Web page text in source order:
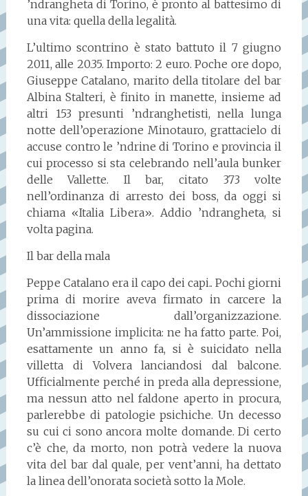
’ndrangheta di Torino, è pronto al battesimo di
una vita: quella della legalità.
L’ultimo scontrino è stato battuto il 7 giugno
2011, alle 20.35. Importo: 2 euro. Poche ore dopo,
Giuseppe Catalano, marito della titolare del bar
Albina Stalteri, è finito in manette, insieme ad
altri 153 presunti ’ndranghetisti, nella lunga
notte dell’operazione Minotauro, grattacielo di
accuse contro le ’ndrine di Torino e provincia il
cui processo si sta celebrando nell’aula bunker
delle Vallette. Il bar, citato 373 volte
nell’ordinanza di arresto dei boss, da oggi si
chiama «Italia Libera». Addio ’ndrangheta, si
volta pagina.
Il bar della mala
Peppe Catalano era il capo dei capi.. Pochi giorni
prima di morire aveva firmato in carcere la
dissociazione dall’organizzazione.
Un’ammissione implicita: ne ha fatto parte. Poi,
esattamente un anno fa, si è suicidato nella
villetta di Volvera lanciandosi dal balcone.
Ufficialmente perché in preda alla depressione,
ma nessun atto nel faldone aperto in procura,
parlerebbe di patologie psichiche. Un decesso
su cui ci sono ancora molte domande. Di certo
c’è che, da morto, non potrà vedere la nuova
vita del bar dal quale, per vent’anni, ha dettato
la linea dell’onorata società sotto la Mole.